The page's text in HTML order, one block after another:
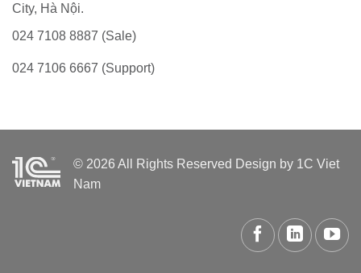
City, Hà Nội.
024 7108 8887 (Sale)
024 7106 6667 (Support)
© 2026 All Rights Reserved Design by 1C Viet
Nam